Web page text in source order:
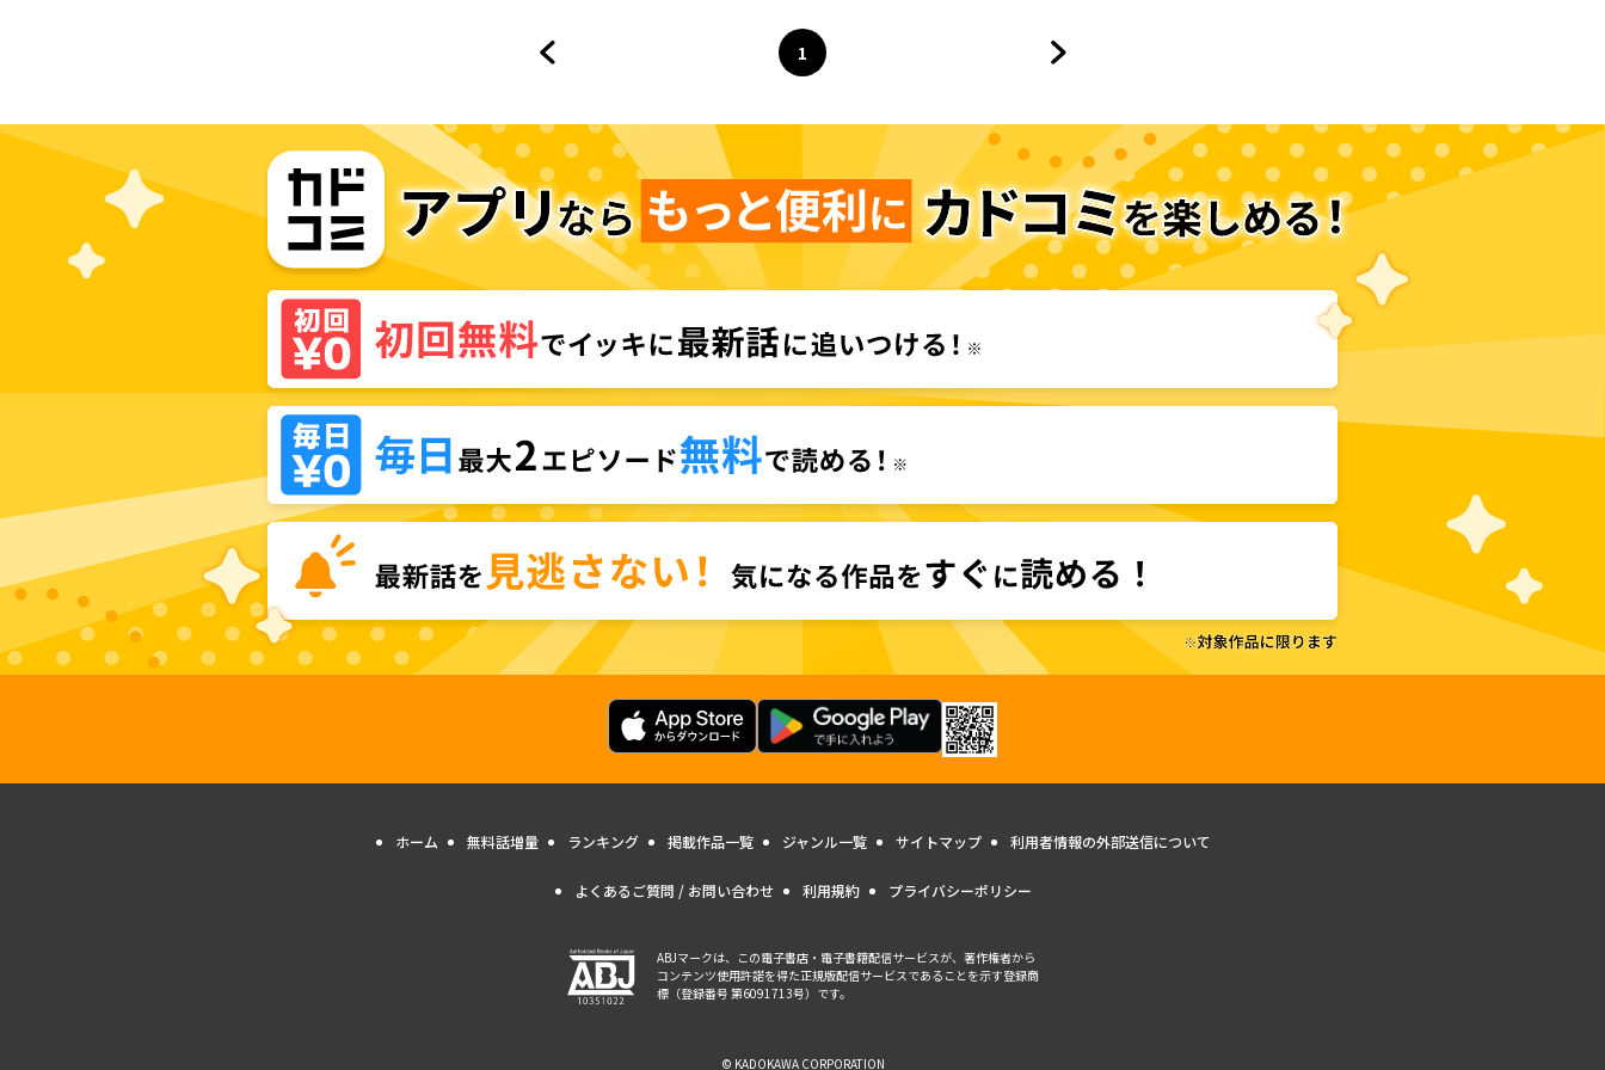
ページ
1
へ
ホーム 無料話増量 ランキング 掲載作品一覧 ジャンル一覧 サイトマップ 利用者情報の外部送信について
よくあるご質問 / お問い合わせ 利用規約 プライバシーポリシー
ABJマークは、この電子書店・電子書籍配信サービスが、著作権者から
コンテンツ使用許諾を得た正規版配信サービスであることを示す登録商
標（登録番号 第6091713号）です。
© KADOKAWA CORPORATION